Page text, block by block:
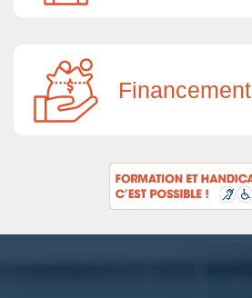
Financement